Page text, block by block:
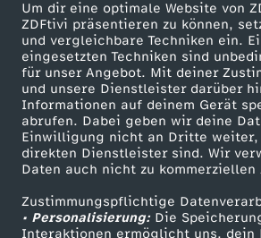
Um dir eine optimale Website von
ZDFtivi präsentieren zu können,
und vergleichbare Techniken ein.
eingesetzten Techniken sind
für unser Angebot. Mit deiner
und unsere Dienstleister darüber
Informationen auf deinem Gerät
abrufen. Dabei geben wir deine
Einwilligung nicht an Dritte
direkten Dienstleister sind. Wir
Daten auch nicht zu kommerziellen
Zustimmungspflichtige
• Personalisierung:Die
Interaktionen ermöglicht uns, dein
E
T
F
L
I
Mehr ZDF
ZDF-Apps
Smart TV
ZDFtext
Livestreams
Sendungen A-Z
Service
Kontakt
Tickets
Hilfe